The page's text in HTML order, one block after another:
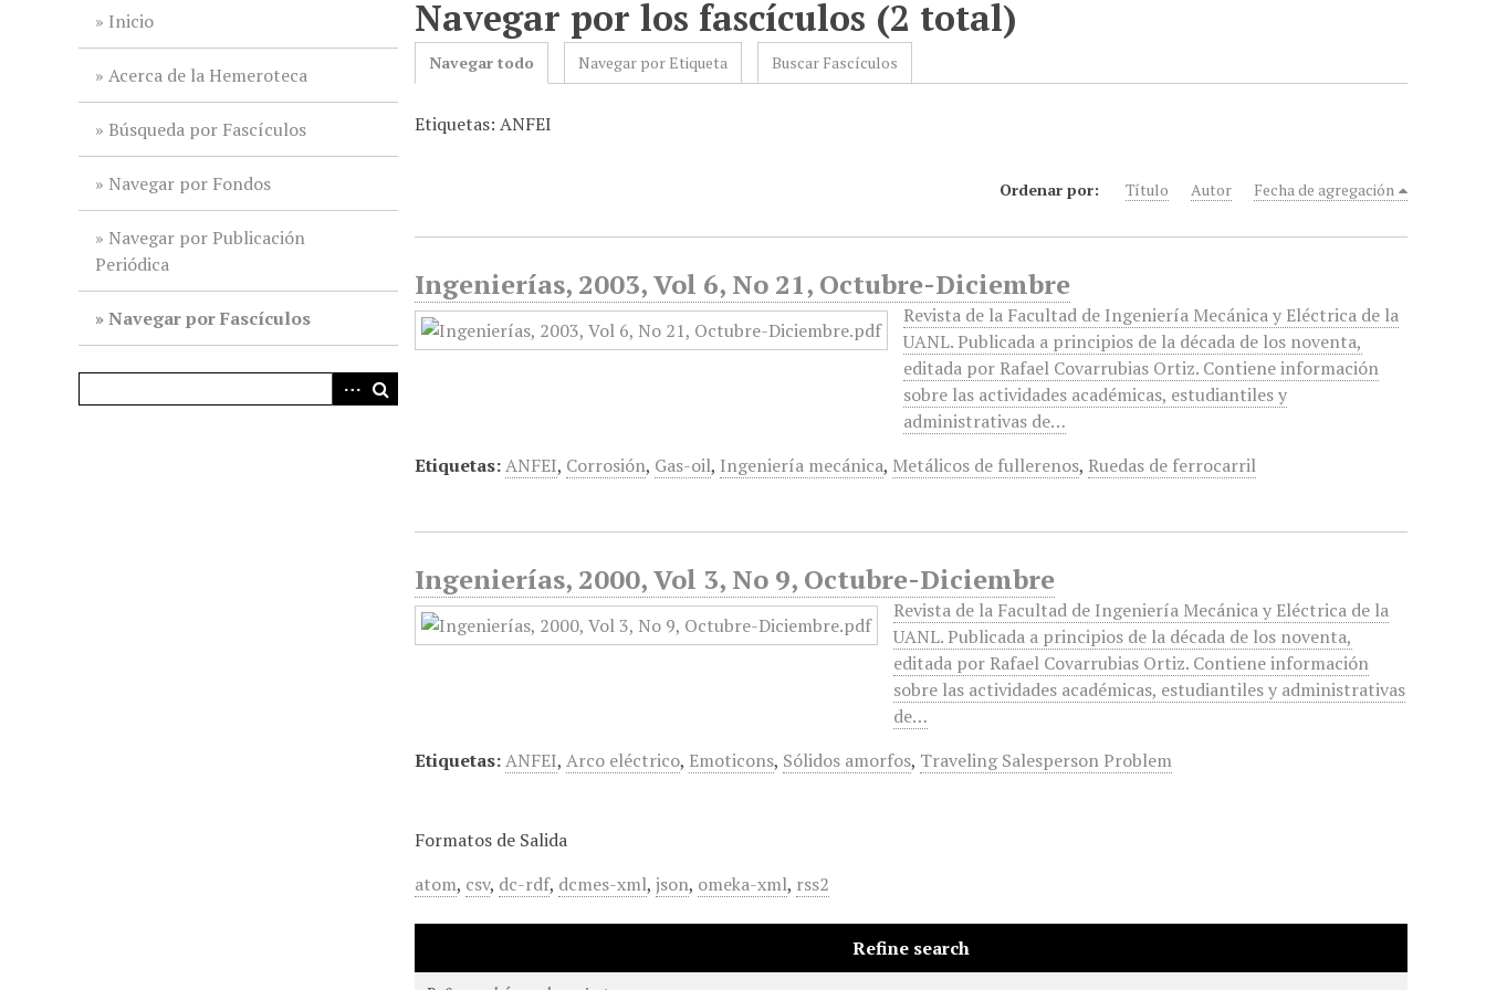
Inicio
Acerca de la Hemeroteca
Búsqueda por Fascículos
Navegar por Fondos
Navegar por Publicación
Periódica
Navegar por Fascículos
Navegar por los fascículos (2 total)
Navegar todo Navegar por Etiqueta Buscar Fascículos
Etiquetas: ANFEI
Ordenar por: Título Autor Fecha de agregación
Ingenierías, 2003, Vol 6, No 21, Octubre-Diciembre
Revista de la Facultad de Ingeniería Mecánica y Eléctrica de la
UANL. Publicada a principios de la década de los noventa,
editada por Rafael Covarrubias Ortiz. Contiene información
sobre las actividades académicas, estudiantiles y
administrativas de…
Etiquetas:ANFEI, Corrosión, Gas-oil, Ingeniería mecánica, Metálicos de fullerenos, Ruedas de ferrocarril
Ingenierías, 2000, Vol 3, No 9, Octubre-Diciembre
Revista de la Facultad de Ingeniería Mecánica y Eléctrica de la
UANL. Publicada a principios de la década de los noventa,
editada por Rafael Covarrubias Ortiz. Contiene información
sobre las actividades académicas, estudiantiles y administrativas
de…
Etiquetas:ANFEI,Arco eléctrico, Emoticons, Sólidos amorfos, Traveling Salesperson Problem
Formatos de Salida
atom, csv, dc-rdf, dcmes-xml,json, omeka-xml, rss2
Refine search